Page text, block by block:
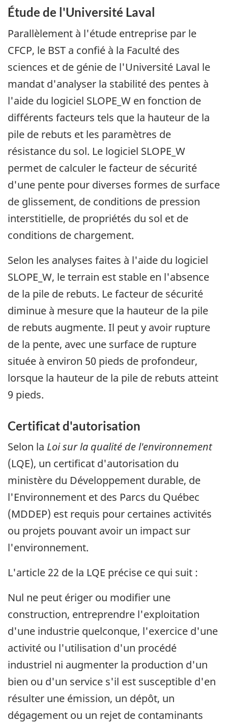
Étude de l'Université Laval
Parallèlement à l'étude entreprise par le
CFCP, le BST a confié à la Faculté des
sciences et de génie de l'Université Laval le
mandat d'analyser la stabilité des pentes à
l'aide du logiciel SLOPE_W en fonction de
différents facteurs tels que la hauteur de la
pile de rebuts et les paramètres de
résistance du sol. Le logiciel SLOPE_W
permet de calculer le facteur de sécurité
d'une pente pour diverses formes de surface
de glissement, de conditions de pression
interstitielle, de propriétés du sol et de
conditions de chargement.
Selon les analyses faites à l'aide du logiciel
SLOPE_W, le terrain est stable en l'absence
de la pile de rebuts. Le facteur de sécurité
diminue à mesure que la hauteur de la pile
de rebuts augmente. Il peut y avoir rupture
de la pente, avec une surface de rupture
située à environ 50 pieds de profondeur,
lorsque la hauteur de la pile de rebuts atteint
9 pieds.
Certificat d'autorisation
Selon la Loi sur la qualité de l'environnement
(LQE), un certificat d'autorisation du
ministère du Développement durable, de
l'Environnement et des Parcs du Québec
(MDDEP) est requis pour certaines activités
ou projets pouvant avoir un impact sur
l'environnement.
L'article 22 de la LQE précise ce qui suit :
Nul ne peut ériger ou modifier une
construction, entreprendre l'exploitation
d'une industrie quelconque, l'exercice d'une
activité ou l'utilisation d'un procédé
industriel ni augmenter la production d'un
bien ou d'un service s'il est susceptible d'en
résulter une émission, un dépôt, un
dégagement ou un rejet de contaminants